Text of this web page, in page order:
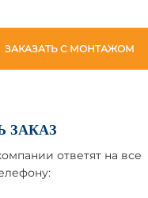
ЗАКАЗАТЬ С МОНТАЖОМ
ЗАКАЗ
ответят на все